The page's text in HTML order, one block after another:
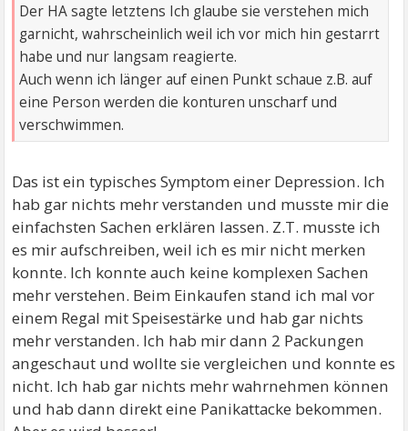
Der HA sagte letztens Ich glaube sie verstehen mich
garnicht, wahrscheinlich weil ich vor mich hin gestarrt
habe und nur langsam reagierte.
Auch wenn ich länger auf einen Punkt schaue z.B. auf
eine Person werden die konturen unscharf und
verschwimmen.
Das ist ein typisches Symptom einer Depression. Ich
hab gar nichts mehr verstanden und musste mir die
einfachsten Sachen erklären lassen. Z.T. musste ich
es mir aufschreiben, weil ich es mir nicht merken
konnte. Ich konnte auch keine komplexen Sachen
mehr verstehen. Beim Einkaufen stand ich mal vor
einem Regal mit Speisestärke und hab gar nichts
mehr verstanden. Ich hab mir dann 2 Packungen
angeschaut und wollte sie vergleichen und konnte es
nicht. Ich hab gar nichts mehr wahrnehmen können
und hab dann direkt eine Panikattacke bekommen.